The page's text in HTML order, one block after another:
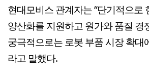
현대모비스 관계자는 “단기적으로
양산화를 지원하고 원가와 품질 경
궁극적으로는 로봇 부품 시장 확대
라고 말했다.